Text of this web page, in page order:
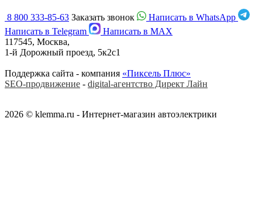
8 800 333-85-63 Заказать звонок
Написать в WhatsApp
Написать в Telegram
Написать в MAX
117545, Москва,
1-й Дорожный проезд, 5к2с1
Поддержка сайта - компания «Пиксель Плюс»
SEO-продвижение - digital-агентство Директ Лайн
2026 © klemma.ru - Интернет-магазин автоэлектрики